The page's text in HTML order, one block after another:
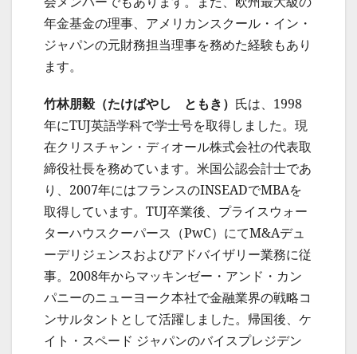
年金基金の理事、アメリカンスクール・イン・
ジャパンの元財務担当理事を務めた経験もあり
ます。
竹林朋毅（たけばやし ともき） 氏は、1998
年にTUJ英語学科で学士号を取得しました。現
在クリスチャン・ディオール株式会社の代表取
締役社長を務めています。米国公認会計士であ
り、2007年にはフランスのINSEADでMBAを
取得しています。TUJ卒業後、プライスウォー
ターハウスクーパース（PwC）にてM&Aデュ
ーデリジェンスおよびアドバイザリー業務に従
事。2008年からマッキンゼー・アンド・カン
パニーのニューヨーク本社で金融業界の戦略コ
ンサルタントとして活躍しました。帰国後、ケ
イト・スペード ジャパンのバイスプレジデン